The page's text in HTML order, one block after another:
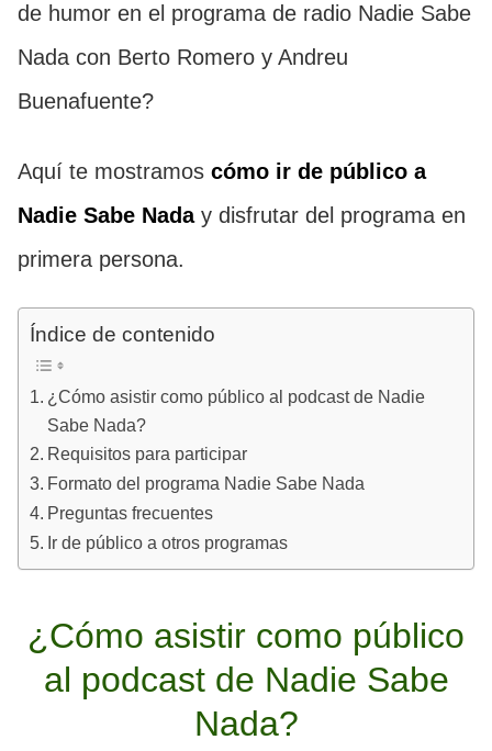
de humor en el programa de radio Nadie Sabe
Nada con Berto Romero y Andreu
Buenafuente?
Aquí te mostramos cómo ir de público a
Nadie Sabe Naday disfrutar del programa en
primera persona.
Índice de contenido
¿Cómo asistir como público al podcast de Nadie
Sabe Nada?
Requisitos para participar
Formato del programa Nadie Sabe Nada
Preguntas frecuentes
Ir de público a otros programas
¿Cómo asistir como público
al podcast de Nadie Sabe
Nada?